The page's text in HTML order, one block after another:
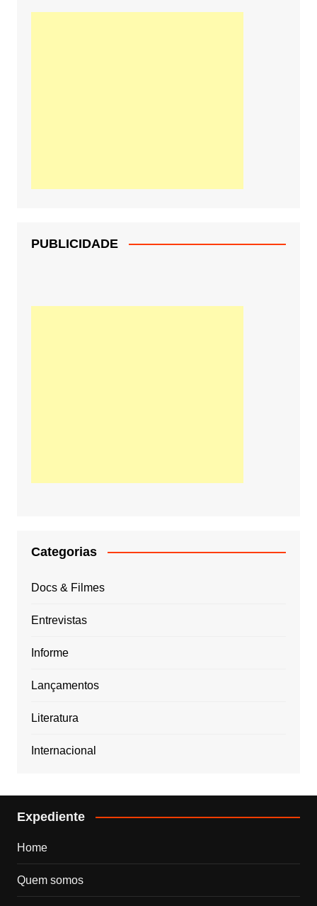
PUBLICIDADE
Categorias
Docs & Filmes
Entrevistas
Informe
Lançamentos
Literatura
Internacional
Expediente
Home
Quem somos